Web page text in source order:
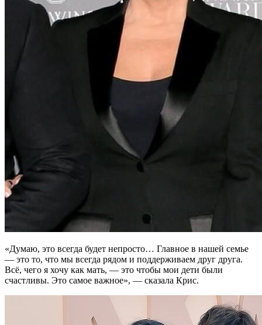
«Думаю, это всегда будет непросто… Главное в нашей семье
— это то, что мы всегда рядом и поддерживаем друг друга.
Всё, чего я хочу как мать, — это чтобы мои дети были
счастливы. Это самое важное», — сказала Крис.